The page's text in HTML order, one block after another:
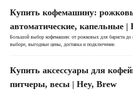
Купить кофемашину:
автоматические, капельные |
Большой выбор кофемашин: от рожковых для бариста до
выборе, выгодные цены, доставка и подключение.
Купить аксессуары для
питчеры, весы | Hey, Brew